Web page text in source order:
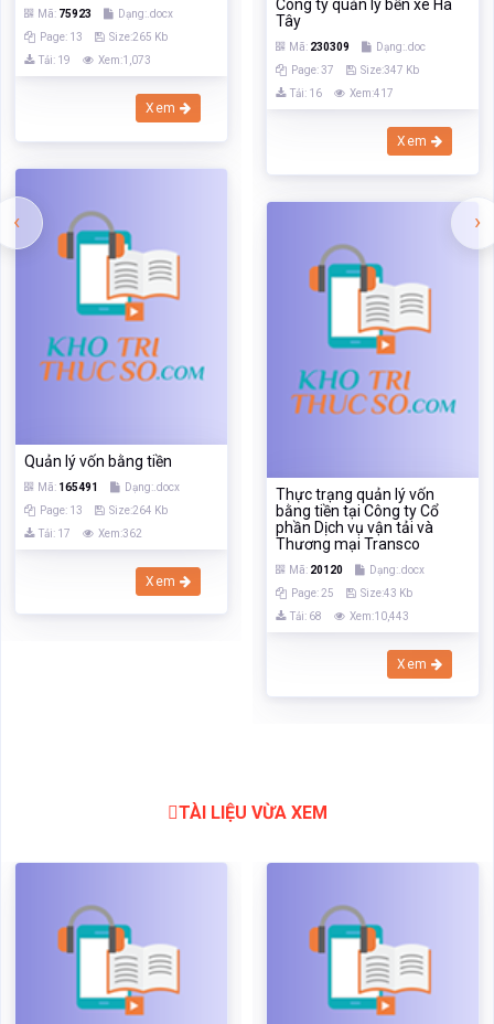
Mã: 75923
Dạng:.docx
Page: 13
Size:265 Kb
Tải: 19
Xem:1,073
Xem
Quản lý vốn bằng tiền
Mã: 165491
Dạng:.docx
Page: 13
Size:264 Kb
Tải: 17
Xem:362
Xem
Công ty quản lý bến xe Hà
Tây
Mã: 230309
Dạng:.doc
Page: 37
Size:347 Kb
Tải: 16
Xem:417
Xem
Thực trạng quản lý vốn
bằng tiền tại Công ty Cổ
phần Dịch vụ vận tải và
Thương mại Transco
Mã: 20120
Dạng:.docx
Page: 25
Size:43 Kb
Tải: 68
Xem:10,443
Xem
‹ ›
TÀI LIỆU VỪA XEM